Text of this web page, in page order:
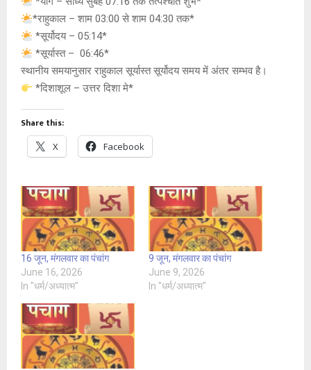
*राहुकाल – शाम 03:00 से शाम 04:30 तक*
*सूर्योदय – 05:14*
*सूर्यास्त – 06:46*
स्थानीय समयानुसार राहुकाल सूर्यास्त सूर्योदय समय में अंतर सम्भव है।
*दिशाशूल – उत्तर दिशा मे*
Share this:
X Facebook
16 जून, मंगलवार का पंचांग
June 16, 2026
In "धर्म/अध्यात्म"
9 जून, मंगलवार का पंचांग
June 9, 2026
In "धर्म/अध्यात्म"